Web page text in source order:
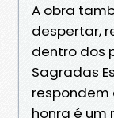
A obra
despertar,
dentro dos
Sagradas
respondem
honra é